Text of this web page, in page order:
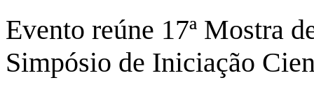
Evento reúne 17ª Mostra
Simpósio de Iniciação